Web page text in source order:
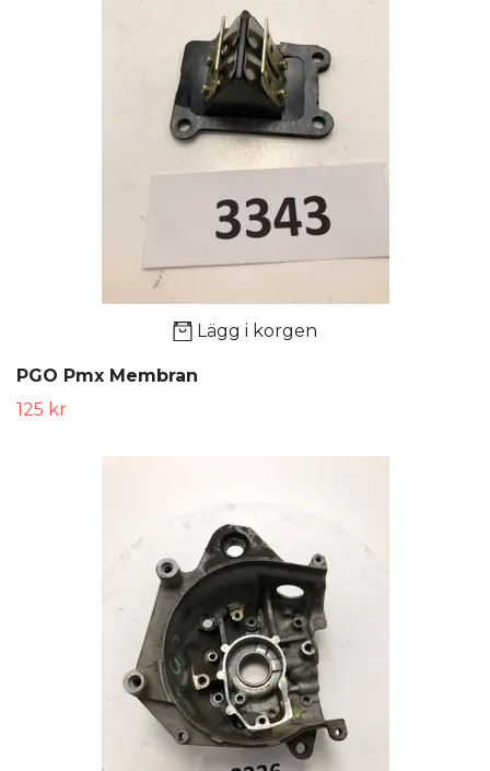
Lägg i korgen
PGO Pmx Membran
125 kr